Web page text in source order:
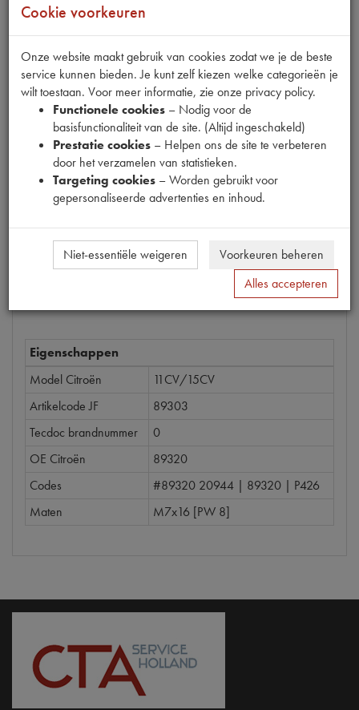
Fabrikant
Productnummer
6600009
4 28 (€3, 54excl. btw)
Bestel
Eigenschappen
Model Citroën
11CV/15CV
Artikelcode JF
89303
Tecdoc brandnummer
0
OE Citroën
89320
Codes
#89320 20944 | 89320 | P426
Maten
M7x16 [PW 8]
Cookie voorkeuren
Onze website maakt gebruik van cookies zodat we je de beste
service kunnen bieden. Je kunt zelf kiezen welke categorieën je
wilt toestaan. Voor meer informatie, zie onze privacy policy.
Functionele cookies – Nodig voor de
basisfunctionaliteit van de site. (Altijd ingeschakeld)
Prestatie cookies – Helpen ons de site te verbeteren
door het verzamelen van statistieken.
Targeting cookies – Worden gebruikt voor
gepersonaliseerde advertenties en inhoud.
Niet-essentiële weigeren
Voorkeuren beheren
Alles accepteren